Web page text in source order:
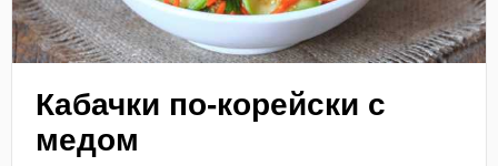
Кабачки по-корейски с
медом